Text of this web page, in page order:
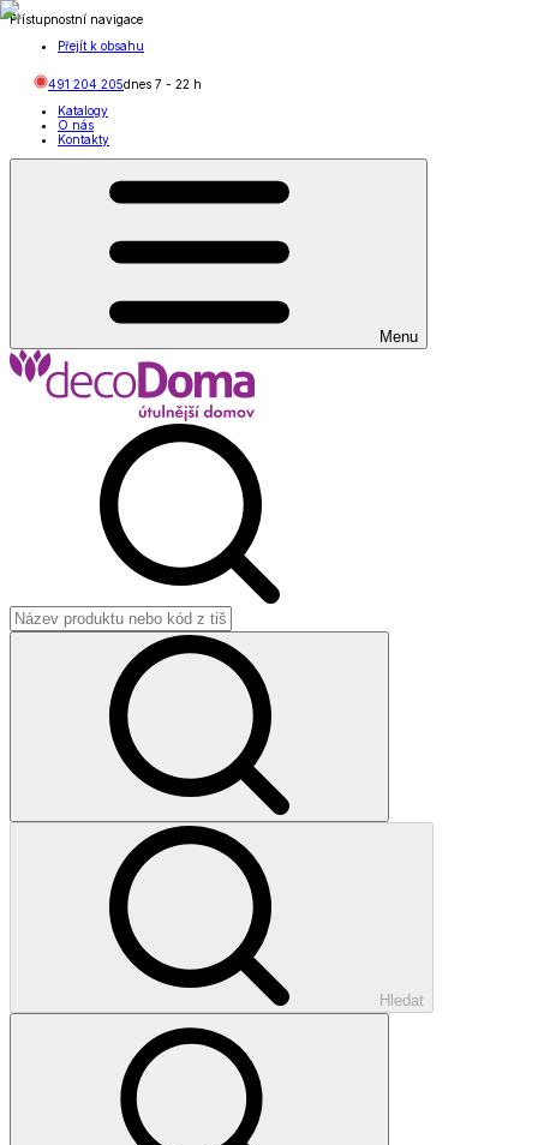
Přístupnostní navigace
Přejít k obsahu
491 204 205dnes 7 - 22 h
Katalogy
O nás
Kontakty
Menu
Hledat